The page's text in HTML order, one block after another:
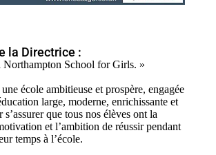
la Directrice :
Northampton School for Girls. »
école ambitieuse et prospère, engagée
large, moderne, enrichissante et
que tous nos élèves ont la
et l’ambition de réussir pendant
temps à l’école.